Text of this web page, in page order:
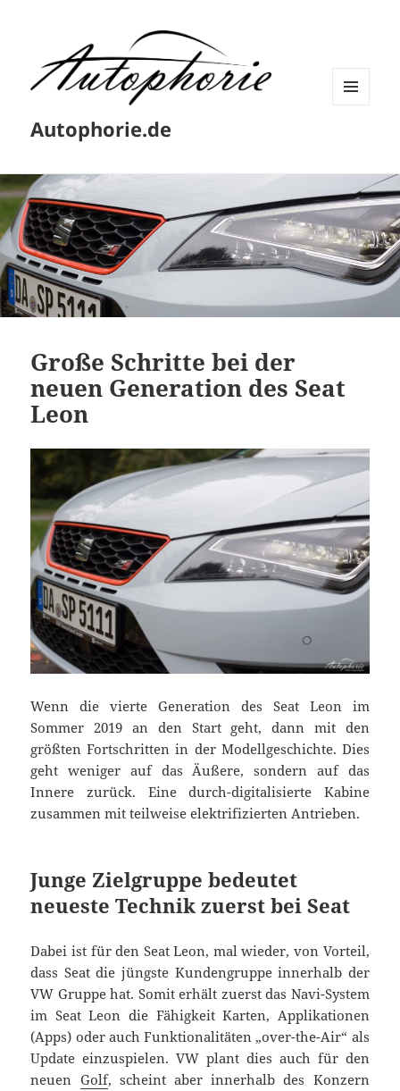
Autophorie.de
Große Schritte bei der
neuen Generation des Seat
Leon
Wenn die vierte Generation des Seat Leon im
Sommer 2019 an den Start geht, dann mit den
größten Fortschritten in der Modellgeschichte. Dies
geht weniger auf das Äußere, sondern auf das
Innere zurück. Eine durch-digitalisierte Kabine
zusammen mit teilweise elektrifizierten Antrieben.
Junge Zielgruppe bedeutet
neueste Technik zuerst bei Seat
Dabei ist für den Seat Leon, mal wieder, von Vorteil,
dass Seat die jüngste Kundengruppe innerhalb der
VW Gruppe hat. Somit erhält zuerst das Navi-System
im Seat Leon die Fähigkeit Karten, Applikationen
(Apps) oder auch Funktionalitäten „over-the-Air“ als
Update einzuspielen. VW plant dies auch für den
neuen Golf, scheint aber innerhalb des Konzern